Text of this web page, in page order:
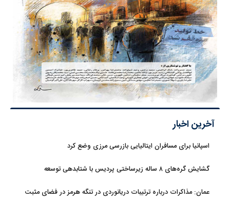
آخرین اخبار
اسپانیا برای مسافران ایتالیایی بازرسی مرزی وضع کرد
گشایش گره‌های ۸ ساله زیرساختی پردیس با شتابدهی توسعه
عمان: مذاکرات درباره ترتیبات دریانوردی در تنگه هرمز در فضای مثبت